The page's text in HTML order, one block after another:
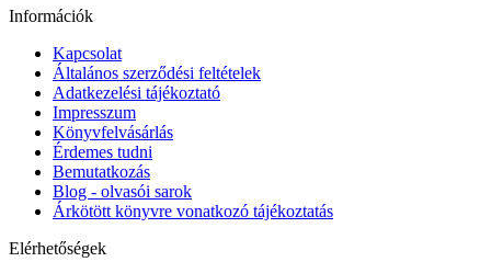
Információk
Kapcsolat
Általános szerződési feltételek
Adatkezelési tájékoztató
Impresszum
Könyvfelvásárlás
Érdemes tudni
Bemutatkozás
Blog - olvasói sarok
Árkötött könyvre vonatkozó tájékoztatás
Elérhetőségek